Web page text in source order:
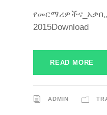
2015Download
READ MORE
ADMIN